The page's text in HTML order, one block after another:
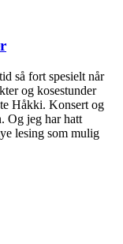
så fort spesielt når
og kosestunder
Håkki. Konsert og
Og jeg har hatt
lesing som mulig